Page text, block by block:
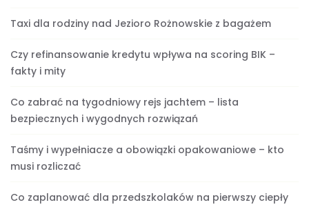
Taxi dla rodziny nad Jezioro Rożnowskie z bagażem
Czy refinansowanie kredytu wpływa na scoring BIK –
fakty i mity
Co zabrać na tygodniowy rejs jachtem – lista
bezpiecznych i wygodnych rozwiązań
Taśmy i wypełniacze a obowiązki opakowaniowe – kto
musi rozliczać
Co zaplanować dla przedszkolaków na pierwszy ciepły